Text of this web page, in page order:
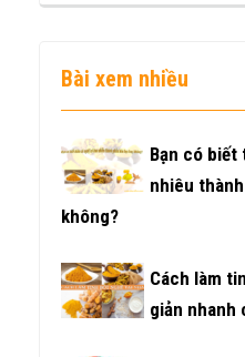
Bài xem nhiều
Bạn có biết
nhiêu
không?
Cách làm
giản nhanh